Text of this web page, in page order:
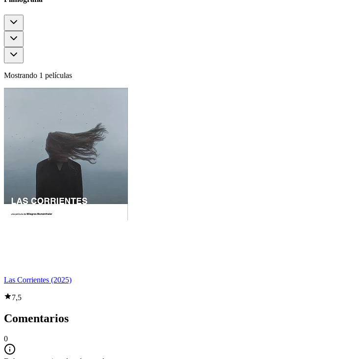
Mostrando 1 películas
Las Corrientes (2025)
7,5
Comentarios
0